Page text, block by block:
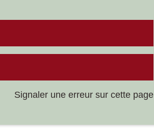
Signaler une erreur sur cette page